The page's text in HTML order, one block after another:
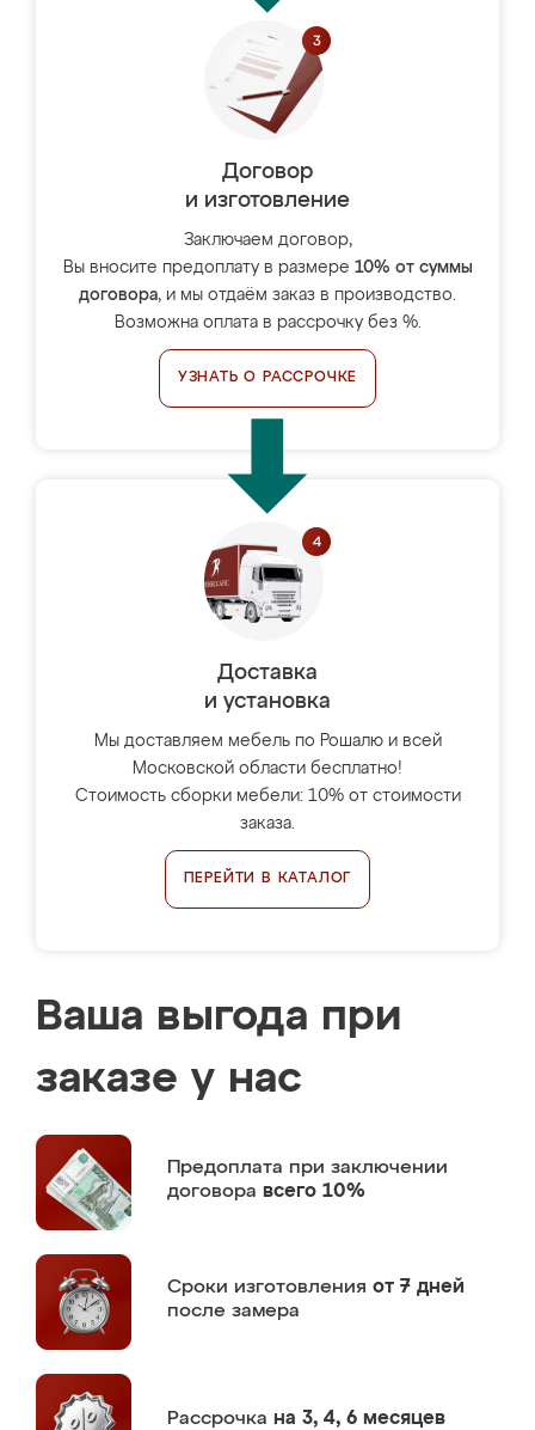
Договор
и изготовление
Заключаем договор,
Вы вносите предоплату в размере 10% от суммы
договора, и мы отдаём заказ в производство.
Возможна оплата в рассрочку без %.
УЗНАТЬ О РАССРОЧКЕ
Доставка
и установка
Мы доставляем мебель по Рошалю и всей
Московской области бесплатно!
Стоимость сборки мебели: 10% от стоимости
заказа.
ПЕРЕЙТИ В КАТАЛОГ
Ваша выгода при
заказе у нас
Предоплата при заключении
договора всего 10%
Сроки изготовления от 7 дней
после замера
Рассрочка на 3, 4, 6 месяцев